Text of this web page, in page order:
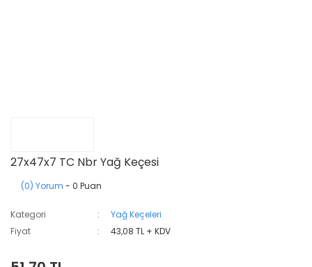
27x47x7 TC Nbr Yağ Keçesi
(0) Yorum - 0 Puan
Kategori
Yağ Keçeleri
Fiyat
43,08 TL + KDV